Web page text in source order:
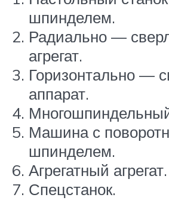
шпинделем.
Радиально —
агрегат.
Горизонтально —
аппарат.
Машина с
шпинделем.
Агрегатный агрегат.
Спецстанок.